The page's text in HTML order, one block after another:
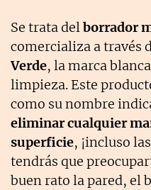
Se trata delborrador
comercializa a través
Verde, la marca
limpieza. Este
como su nombre
eliminar cualquier
superficie, ¡incluso
tendrás que
buen rato la pared, el